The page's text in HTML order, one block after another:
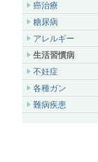
癌治療
糖尿病
アレルギー
生活習慣病
不妊症
各種ガン
難病疾患